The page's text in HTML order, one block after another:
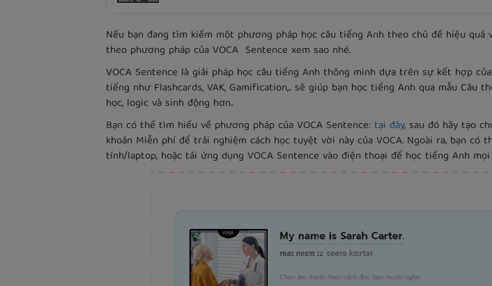
Nếu bạn đang tìm kiếm một phương pháp học câu tiếng Anh theo chủ đề hiệu
theo phương pháp của VOCA Sentence xem sao nhé.
VOCA Sentence là giải pháp học câu tiếng Anh thông minh dựa trên sự kết hợp
tiếng như Flashcards, VAK, Gamification,.. sẽ giúp bạn học tiếng Anh qua mẫu Câu
học, logic và sinh động hơn..
Bạn có thể tìm hiểu về phương pháp của VOCA Sentence: tại đây, sau đó hãy tạo
khoản Miễn phí để trải nghiệm cách học tuyệt vời này của VOCA. Ngoài ra, bạn có
tính/laptop, hoặc tải ứng dụng VOCA Sentence vào điện thoại để học tiếng Anh